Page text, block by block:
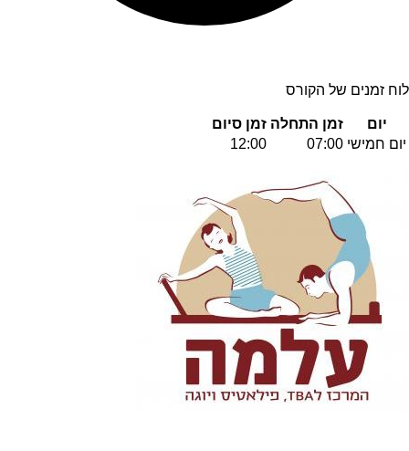
לוח זמנים של הקורס
יום זמן התחלה זמן סיום
יום חמישי 07:00
12:00